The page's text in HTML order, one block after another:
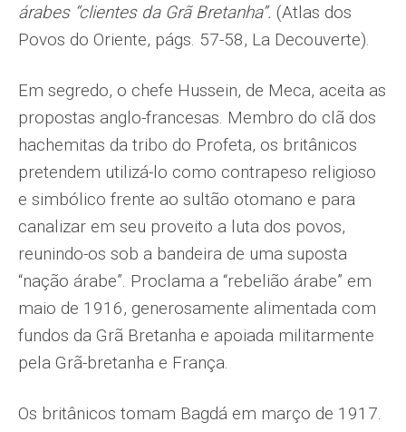
árabes “clientes da Grã Bretanha”. (Atlas dos
Povos do Oriente, págs. 57-58, La Decouverte).
Em segredo, o chefe Hussein, de Meca, aceita as
propostas anglo-francesas. Membro do clã dos
hachemitas da tribo do Profeta, os britânicos
pretendem utilizá-lo como contrapeso religioso
e simbólico frente ao sultão otomano e para
canalizar em seu proveito a luta dos povos,
reunindo-os sob a bandeira de uma suposta
“nação árabe”. Proclama a “rebelião árabe” em
maio de 1916, generosamente alimentada com
fundos da Grã Bretanha e apoiada militarmente
pela Grã-bretanha e França.
Os britânicos tomam Bagdá em março de 1917.